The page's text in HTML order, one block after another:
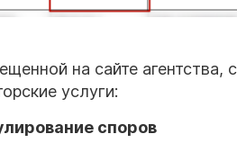
на сайте
услуги:
споров